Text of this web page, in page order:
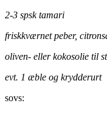
2-3 spsk tamari
friskkværnet peber,
oliven- eller kokosolie til
evt. 1 æble og krydderurt
sovs: